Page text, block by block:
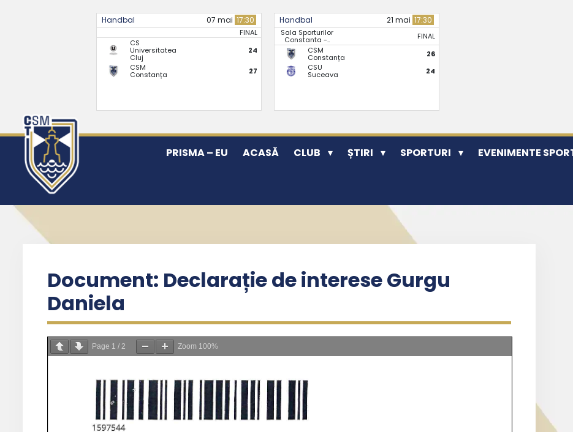
Handbal 07 mai 17:30
FINAL
CS
Universitatea
Cluj
24
CSM
Constanța 27
Handbal 21 mai 17:30
Sala Sporturilor
Constanta -..
FINAL
CSM
Constanța
26
CSU
Suceava 24
PRISMA – EU ACASĂ CLUB ȘTIRI SPORTURI EVENIMENTE
Document: Declarație de interese Gurgu
Daniela
Page 1 / 2 Zoom 100%